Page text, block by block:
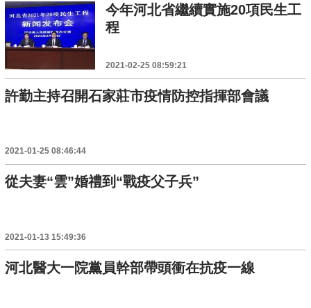
今年河北省繼續實施20項民生工
程
2021-02-25 08:59:21
許勤主持召開石家莊市疫情防控指揮部會議
2021-01-25 08:46:44
從夫妻“雲”婚禮到“戰疫父子兵”
2021-01-13 15:49:36
河北醫大一院黨員幹部帶頭衝在抗疫一線